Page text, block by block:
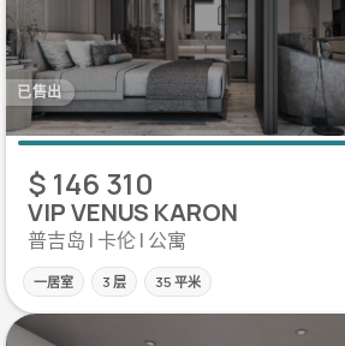
已售出
$ 146 310
VIP VENUS KARON
普吉岛 | 卡伦 | 公寓
一居室 3 层 35 平米